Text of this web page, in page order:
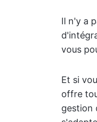
Il n'y a
vous
Et si
offre
gestion